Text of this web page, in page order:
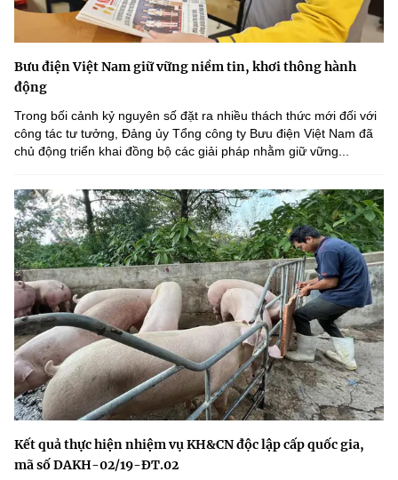
Bưu điện Việt Nam giữ vững niềm tin, khơi thông hành
động
Trong bối cảnh kỷ nguyên số đặt ra nhiều thách thức mới đối với
công tác tư tưởng, Đảng ủy Tổng công ty Bưu điện Việt Nam đã
chủ động triển khai đồng bộ các giải pháp nhằm giữ vững...
Kết quả thực hiện nhiệm vụ KH&CN độc lập cấp quốc gia,
mã số DAKH-02/19-ĐT.02